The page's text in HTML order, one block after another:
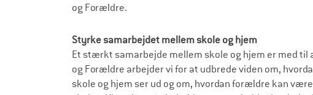
og Forældre.
Styrke samarbejdet mellem skole og hjem
Et stærkt samarbejde mellem skole og hjem er med til
og Forældre arbejder vi for at udbrede viden om,
skole og hjem ser ud og om, hvordan forældre kan